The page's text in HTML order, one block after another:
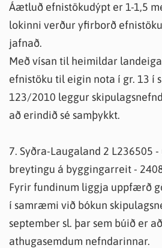
Áætluð efnistökudýpt er 1-1,5
lokinni verður yfirborð
jafnað.
Með vísan til heimildar
efnistöku til eigin nota í gr. 13 í
123/2010 leggur
að erindið sé samþykkt.
7. Syðra-Laugaland 2 L236505 -
breytingu á byggingarreit -
Fyrir fundinum liggja uppfærð
í samræmi við bókun
september sl. þar sem búið er
athugasemdum nefndarinnar.